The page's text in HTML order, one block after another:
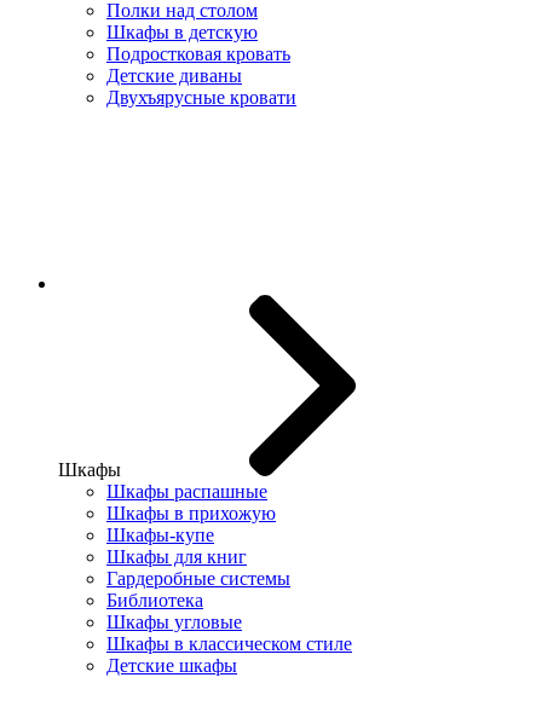
Полки над столом
Шкафы в детскую
Подростковая кровать
Детские диваны
Двухъярусные кровати
Шкафы
Шкафы распашные
Шкафы в прихожую
Шкафы-купе
Шкафы для книг
Гардеробные системы
Библиотека
Шкафы угловые
Шкафы в классическом стиле
Детские шкафы